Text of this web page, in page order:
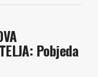
Pobjeda